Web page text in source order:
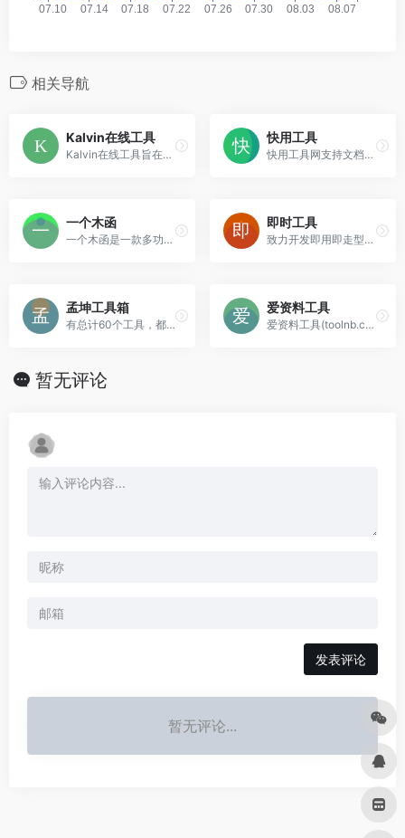
相关导航
Kalvin在线工具
Kalvin在线工具旨在为大家提供便利、实用及有趣好玩的工具集合，如：证件照换底色、图片转卡通/素描/黑白图、人像动漫化、ASCII艺术字生成、压力测试、文章生成器、营销号生成器等工具。
快用工具
快用工具网支持文档、图像、音频、视频类别的文件工具，提供各种优质、快捷、易用的在线工具，无需下载安装即可使用。
一个木函
一个木函是一款多功能效率工具箱，拥有许多众多热门高效小工具
即时工具
致力开发即用即走型在线工具，无需客户端在线一键使用。拥有视频工具、音频工具、图片工具、 PDF工具、办公辅助、设计工具、文本工具、数字工具、加密工具、单位转换等等工具。同时拥有良好的用户体验，为您的工作学习提升效率！
孟坤工具箱
有总计60个工具，都挺实用的。
爱资料工具
爱资料工具(toolnb.com),为开发运维提供全面的在线工具箱,已开发工具400款,包含开发工具,运维工具,常用工具,SEO站长工具等,是好用,方便的在线工具网站.
暂无评论
发表评论
暂无评论...